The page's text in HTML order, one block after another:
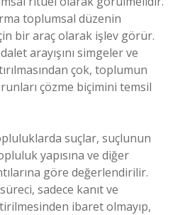
toplumsal düzenin
bir araç olarak işlev görür.
arayışını simgeler ve
çok, toplumun
çözme biçimini temsil
suçlar, suçlunun
yapısına ve diğer
göre değerlendirilir.
sadece kanıt ve
ibaret olmayıp,